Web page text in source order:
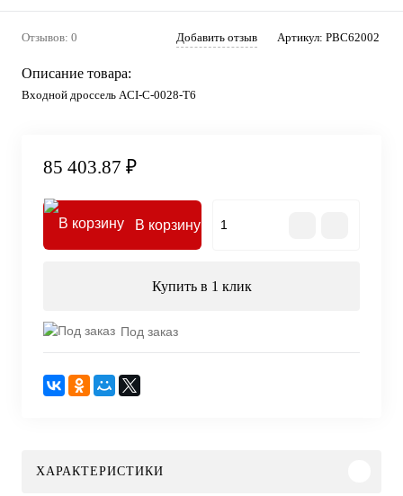
Отзывов: 0 Добавить отзыв Артикул: PBC62002
Описание товара:
Входной дроссель ACI-C-0028-T6
85 403.87 ₽
В корзину
Купить в 1 клик
Под заказ
ХАРАКТЕРИСТИКИ